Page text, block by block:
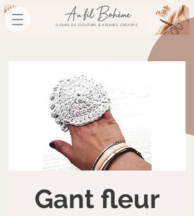
COURS DE COUTURE & ATELIERS CRÉATIFS
Gant fleur